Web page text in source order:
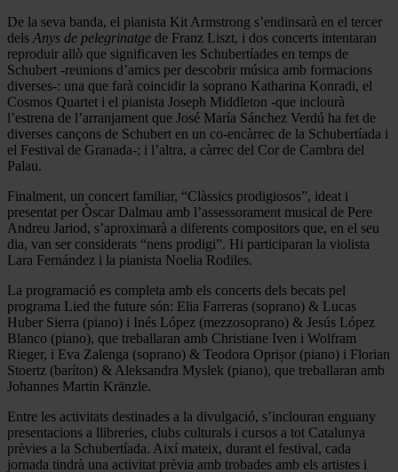
De la seva banda, el pianista Kit Armstrong s’endinsarà en el tercer
dels Anys de pelegrinatge de Franz Liszt, i dos concerts intentaran
reproduir allò que significaven les Schubertíades en temps de
Schubert -reunions d’amics per descobrir música amb formacions
diverses-: una que farà coincidir la soprano Katharina Konradi, el
Cosmos Quartet i el pianista Joseph Middleton -que inclourà
l’estrena de l’arranjament que José María Sánchez Verdú ha fet de
diverses cançons de Schubert en un co-encàrrec de la Schubertíada i
el Festival de Granada-; i l’altra, a càrrec del Cor de Cambra del
Palau.
Finalment, un concert familiar, “Clàssics prodigiosos”, ideat i
presentat per Òscar Dalmau amb l’assessorament musical de Pere
Andreu Jariod, s’aproximarà a diferents compositors que, en el seu
dia, van ser considerats “nens prodigi”. Hi participaran la violista
Lara Fernández i la pianista Noelia Rodiles.
La programació es completa amb els concerts dels becats pel
programa Lied the future són: Elia Farreras (soprano) & Lucas
Huber Sierra (piano) i Inés López (mezzosoprano) & Jesús López
Blanco (piano), que treballaran amb Christiane Iven i Wolfram
Rieger, i Eva Zalenga (soprano) & Teodora Oprișor (piano) i Florian
Stoertz (baríton) & Aleksandra Myslek (piano), que treballaran amb
Johannes Martin Kränzle.
Entre les activitats destinades a la divulgació, s’inclouran enguany
presentacions a llibreries, clubs culturals i cursos a tot Catalunya
prèvies a la Schubertíada. Així mateix, durant el festival, cada
jornada tindrà una activitat prèvia amb trobades amb els artistes i